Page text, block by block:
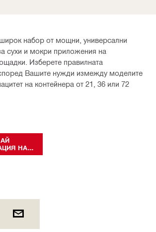
набор от мощни, универсални
сухи и мокри приложения на
Изберете правилната
Вашите нужди измежду моделите
на контейнера от 21, 36 или 72
НА